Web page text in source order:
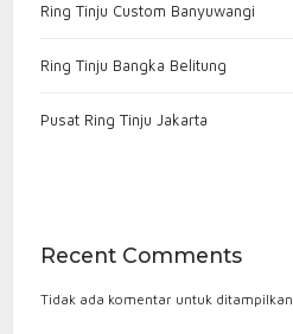
Ring Tinju Custom Banyuwangi
Ring Tinju Bangka Belitung
Pusat Ring Tinju Jakarta
Recent Comments
Tidak ada komentar untuk ditampilkan.